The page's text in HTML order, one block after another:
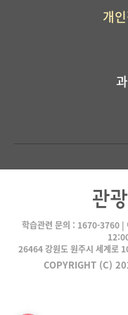
개
학습관련 문의 : 1670-3760 |
26464 강원도 원주시 세계로
COPYRIGHT (C)